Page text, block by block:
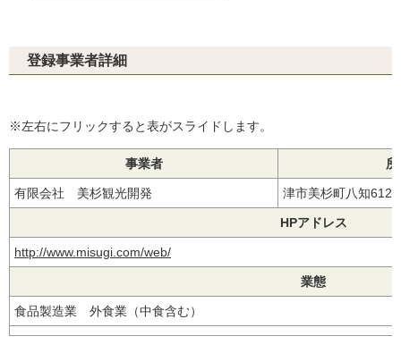
登録事業者詳細
※左右にフリックすると表がスライドします。
事業者
有限会社 美杉観光開発 津市美杉町八知
HPアドレス
http://www.misugi.com/web/
業態
食品製造業 外食業（中食含む）